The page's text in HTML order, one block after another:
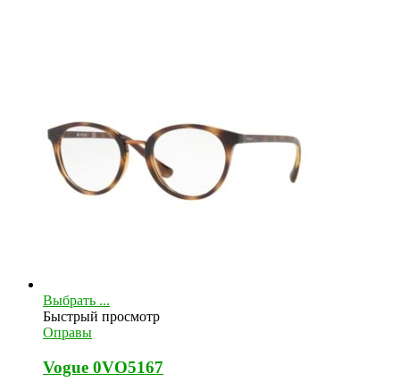
Выбрать ...
Быстрый просмотр
Оправы
Vogue 0VO5167